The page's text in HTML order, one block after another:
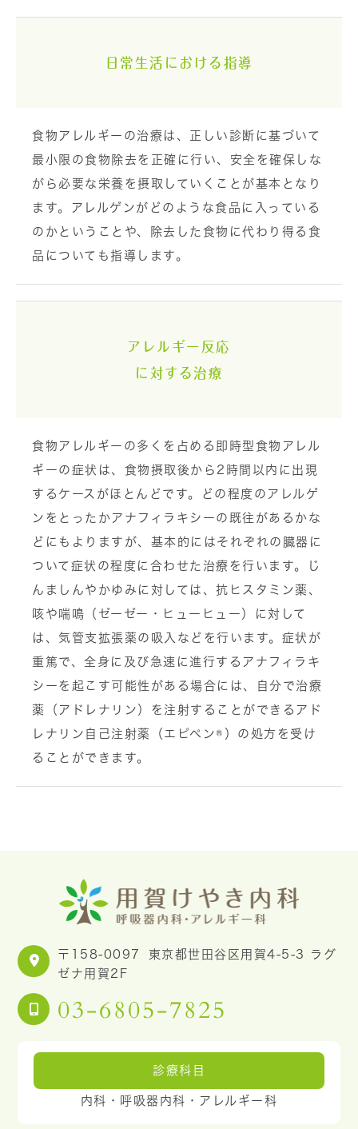
日常生活における指導
食物アレルギーの治療は、正しい診断に基づいて
最小限の食物除去を正確に行い、安全を確保しな
がら必要な栄養を摂取していくことが基本となり
ます。アレルゲンがどのような食品に入っている
のかということや、除去した食物に代わり得る食
品についても指導します。
アレルギー反応
に対する治療
食物アレルギーの多くを占める即時型食物アレル
ギーの症状は、食物摂取後から2時間以内に出現
するケースがほとんどです。どの程度のアレルゲ
ンをとったかアナフィラキシーの既往があるかな
どにもよりますが、基本的にはそれぞれの臓器に
ついて症状の程度に合わせた治療を行います。じ
んましんやかゆみに対しては、抗ヒスタミン薬、
咳や喘鳴（ゼーゼー・ヒューヒュー）に対して
は、気管支拡張薬の吸入などを行います。症状が
重篤で、全身に及び急速に進行するアナフィラキ
シーを起こす可能性がある場合には、自分で治療
薬（アドレナリン）を注射することができるアド
レナリン自己注射薬（エピペン®）の処方を受け
ることができます。
〒158-0097
東京都世田谷区用賀4-5-3 ラグ
ゼナ用賀2F
03-6805-7825
診療科目
内科・呼吸器内科・アレルギー科